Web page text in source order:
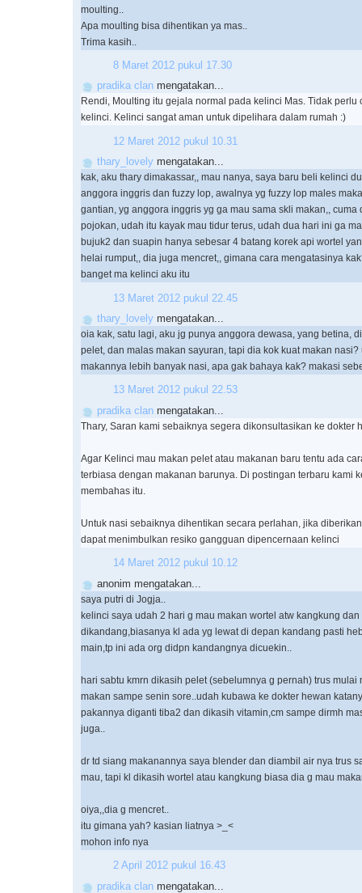
moulting..
Apa moulting bisa dihentikan ya mas..
Trima kasih..
8 Maret 2012 pukul 17.30
pradika clan mengatakan...
Rendi, Moulting itu gejala normal pada kelinci Mas. Tidak perlu
kelinci. Kelinci sangat aman untuk dipelihara dalam rumah :)
12 Maret 2012 pukul 10.31
thary_lovely mengatakan...
kak, aku thary dimakassar,, mau nanya, saya baru beli kelinci
anggora inggris dan fuzzy lop, awalnya yg fuzzy lop males
gantian, yg anggora inggris yg ga mau sama skli makan,, cuma
pojokan, udah itu kayak mau tidur terus, udah dua hari ini ga
bujuk2 dan suapin hanya sebesar 4 batang korek api wortel
helai rumput,, dia juga mencret,, gimana cara mengatasinya
banget ma kelinci aku itu
13 Maret 2012 pukul 22.45
thary_lovely mengatakan...
oia kak, satu lagi, aku jg punya anggora dewasa, yang betina,
pelet, dan malas makan sayuran, tapi dia kok kuat makan
makannya lebih banyak nasi, apa gak bahaya kak? makasi
13 Maret 2012 pukul 22.53
pradika clan mengatakan...
Thary, Saran kami sebaiknya segera dikonsultasikan ke dokter
Agar Kelinci mau makan pelet atau makanan baru tentu ada
terbiasa dengan makanan barunya. Di postingan terbaru kami
membahas itu.
Untuk nasi sebaiknya dihentikan secara perlahan, jika
dapat menimbulkan resiko gangguan dipencernaan kelinci
14 Maret 2012 pukul 10.12
anonim mengatakan...
saya putri di Jogja..
kelinci saya udah 2 hari g mau makan wortel atw kangkung
dikandang,biasanya kl ada yg lewat di depan kandang pasti
main,tp ini ada org didpn kandangnya dicuekin..
hari sabtu kmrn dikasih pelet (sebelumnya g pernah) trus mulai
makan sampe senin sore..udah kubawa ke dokter hewan
pakannya diganti tiba2 dan dikasih vitamin,cm sampe dirmh
juga..
dr td siang makanannya saya blender dan diambil air nya trus
mau, tapi kl dikasih wortel atau kangkung biasa dia g mau
oiya,,dia g mencret..
itu gimana yah? kasian liatnya >_<
mohon info nya
2 April 2012 pukul 16.43
pradika clan mengatakan...